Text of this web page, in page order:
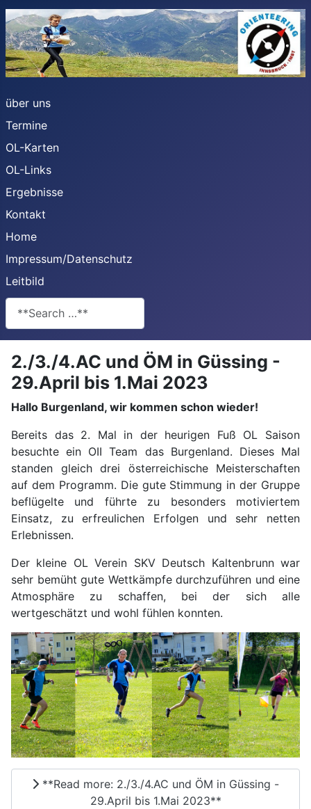
über uns
Termine
OL-Karten
OL-Links
Ergebnisse
Kontakt
Home
Impressum/Datenschutz
Leitbild
**Search**
2./3./4.AC und ÖM in Güssing -
29.April bis 1.Mai 2023
Hallo Burgenland, wir kommen schon wieder!
Bereits das 2. Mal in der heurigen Fuß OL Saison
besuchte ein OII Team das Burgenland. Dieses Mal
standen gleich drei österreichische Meisterschaften
auf dem Programm. Die gute Stimmung in der Gruppe
beflügelte und führte zu besonders motiviertem
Einsatz, zu erfreulichen Erfolgen und sehr netten
Erlebnissen.
Der kleine OL Verein SKV Deutsch Kaltenbrunn war
sehr bemüht gute Wettkämpfe durchzuführen und eine
Atmosphäre zu schaffen, bei der sich alle
wertgeschätzt und wohl fühlen konnten.
**Read more: 2./3./4.AC und ÖM in Güssing -
29.April bis 1.Mai 2023**